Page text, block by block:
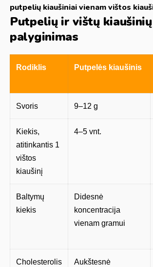
putpelių kiaušiniai vienam vištos
Putpelių ir vištų kiaušinių
palyginimas
Rodiklis Putpelės kiaušinis
Svoris 9–12 g
Kiekis,
atitinkantis 1
vištos
kiaušinį
4–5 vnt.
Baltymų
kiekis
Didesnė
koncentracija
vienam gramui
Cholesterolis
Aukštesnė